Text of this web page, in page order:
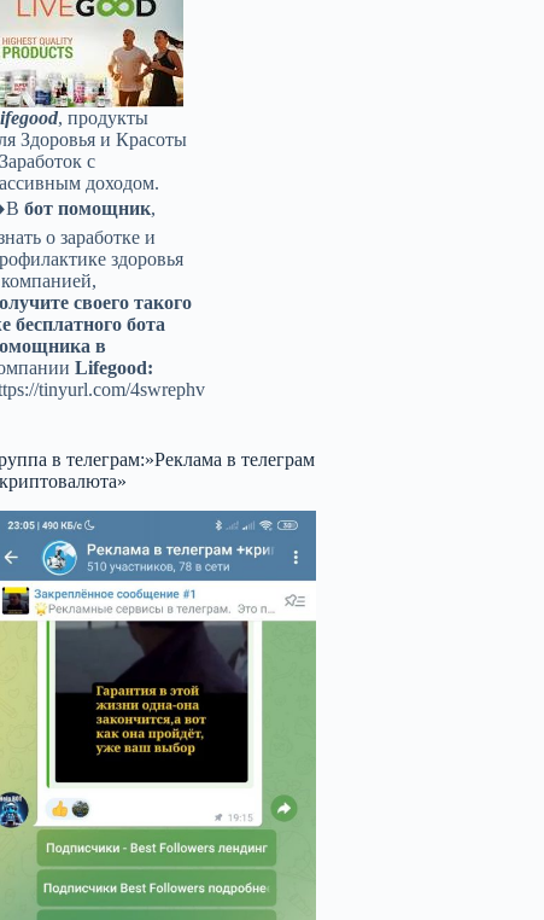
, продукты
Здоровья и Красоты
с
доходом.
бот помощник,
о заработке и
здоровья
своего такого
бесплатного бота
в
Lifegood:
tinyurl.com/4swrephv
в телеграм:»Реклама в телеграм